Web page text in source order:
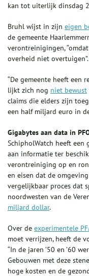
kan tot uiterlijk dinsdag
Bruhl wijst in zijn eigen
de gemeente
verontreinigingen,
overheid niet overtuigen”.
“De gemeente heeft een
lijkt zich nog niet bewust
claims die elders zijn
een half miljard euro in
Gigabytes aan data in
SchipholWatch heeft een
aan informatie ter
verontreiniging op en
en eisen dat de
vergelijkbaar proces dat
noordwesten van de
miljard dollar.
Over de experimentele
moet verrijzen, heeft de
“In de jaren ’50 en ’60
Gebouwen met deze
hoge kosten en de